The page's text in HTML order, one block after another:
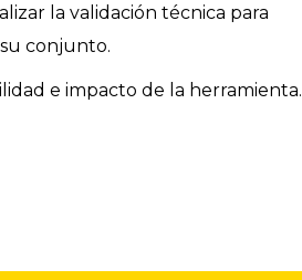
la validación técnica para
conjunto.
e impacto de la herramienta.